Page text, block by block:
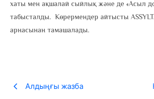
хаты мен ақшалай сыйлық және де «Асыл
табысталды. Көрермендер айтысты
арнасынан тамашалады.
Алдыңғы жазба